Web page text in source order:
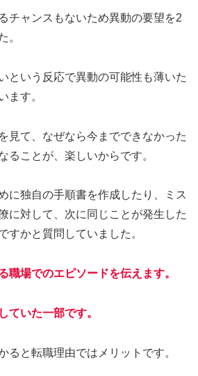
チャンスもないため異動の要望を2
。
という反応で異動の可能性も薄いた
ます。
見て、なぜなら今までできなかった
ることが、楽しいからです。
に独自の手順書を作成したり、ミス
に対して、次に同じことが発生した
すかと質問していました。
職場でのエピソードを伝えます。
ていた一部です。
ると転職理由ではメリットです。